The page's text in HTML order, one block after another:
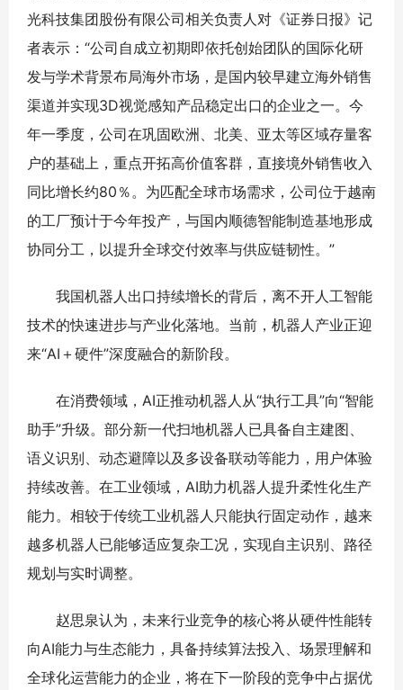
光科技集团股份有限公司相关负责人对《证券日报》记
者表示：“公司自成立初期即依托创始团队的国际化研
发与学术背景布局海外市场，是国内较早建立海外销售
渠道并实现3D视觉感知产品稳定出口的企业之一。今
年一季度，公司在巩固欧洲、北美、亚太等区域存量客
户的基础上，重点开拓高价值客群，直接境外销售收入
同比增长约80％。为匹配全球市场需求，公司位于越南
的工厂预计于今年投产，与国内顺德智能制造基地形成
协同分工，以提升全球交付效率与供应链韧性。”
我国机器人出口持续增长的背后，离不开人工智能
技术的快速进步与产业化落地。当前，机器人产业正迎
来“AI＋硬件”深度融合的新阶段。
在消费领域，AI正推动机器人从“执行工具”向“智能
助手”升级。部分新一代扫地机器人已具备自主建图、
语义识别、动态避障以及多设备联动等能力，用户体验
持续改善。在工业领域，AI助力机器人提升柔性化生产
能力。相较于传统工业机器人只能执行固定动作，越来
越多机器人已能够适应复杂工况，实现自主识别、路径
规划与实时调整。
赵思泉认为，未来行业竞争的核心将从硬件性能转
向AI能力与生态能力，具备持续算法投入、场景理解和
全球化运营能力的企业，将在下一阶段的竞争中占据优